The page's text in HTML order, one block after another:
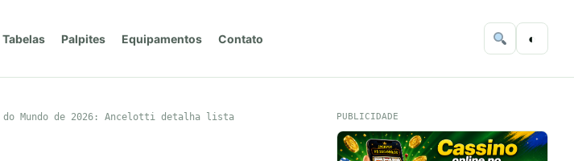
Tabelas Palpites Equipamentos Contato ◐
do Mundo de 2026: Ancelotti detalha lista PUBLICIDADE